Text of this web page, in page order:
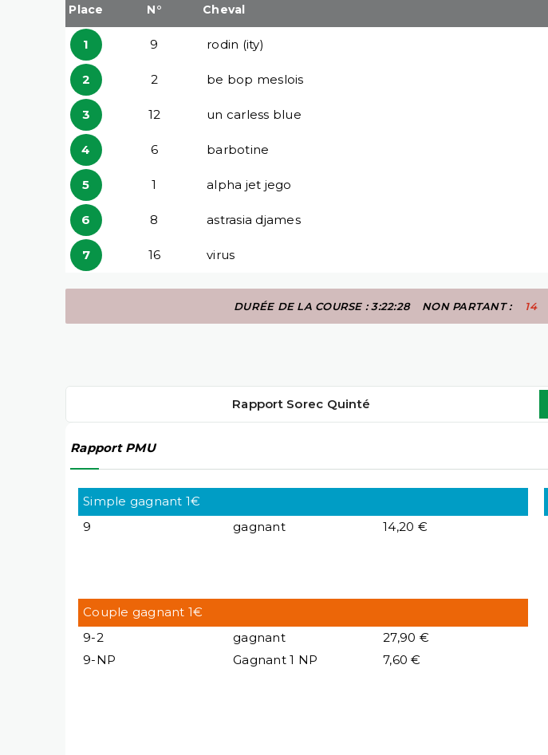
Place N° Cheval
1 9 rodin (ity)
2 2 be bop meslois
3 12 un carless blue
4 6 barbotine
5 1 alpha jet jego
6 8 astrasia djames
7 16 virus
DURÉE DE LA COURSE : 3:22:28 NON PARTANT : 14
Rapport Sorec Quinté
Rapport PMU
Simple gagnant 1€
9
gagnant 14,20 €
Couple gagnant 1€
9-2
gagnant
27,90 €
9-NP
Gagnant 1 NP 7,60 €